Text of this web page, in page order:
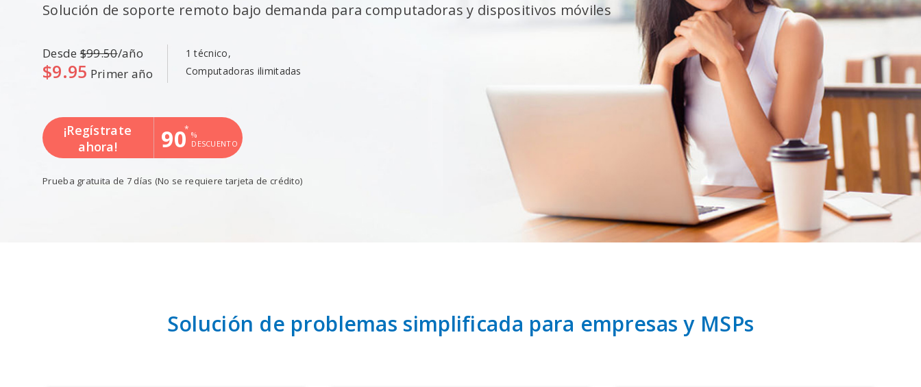
Solución de soporte remoto bajo demanda para computadoras y dispositivos móviles
Desde$99.50/año
$9.95 Primer año
1 técnico,
Computadoras ilimitadas
¡Regístrate
ahora!
90* %
DESCUENTO
Prueba gratuita de 7 días (No se requiere tarjeta de crédito)
Solución de problemas simplificada para empresas y MSPs